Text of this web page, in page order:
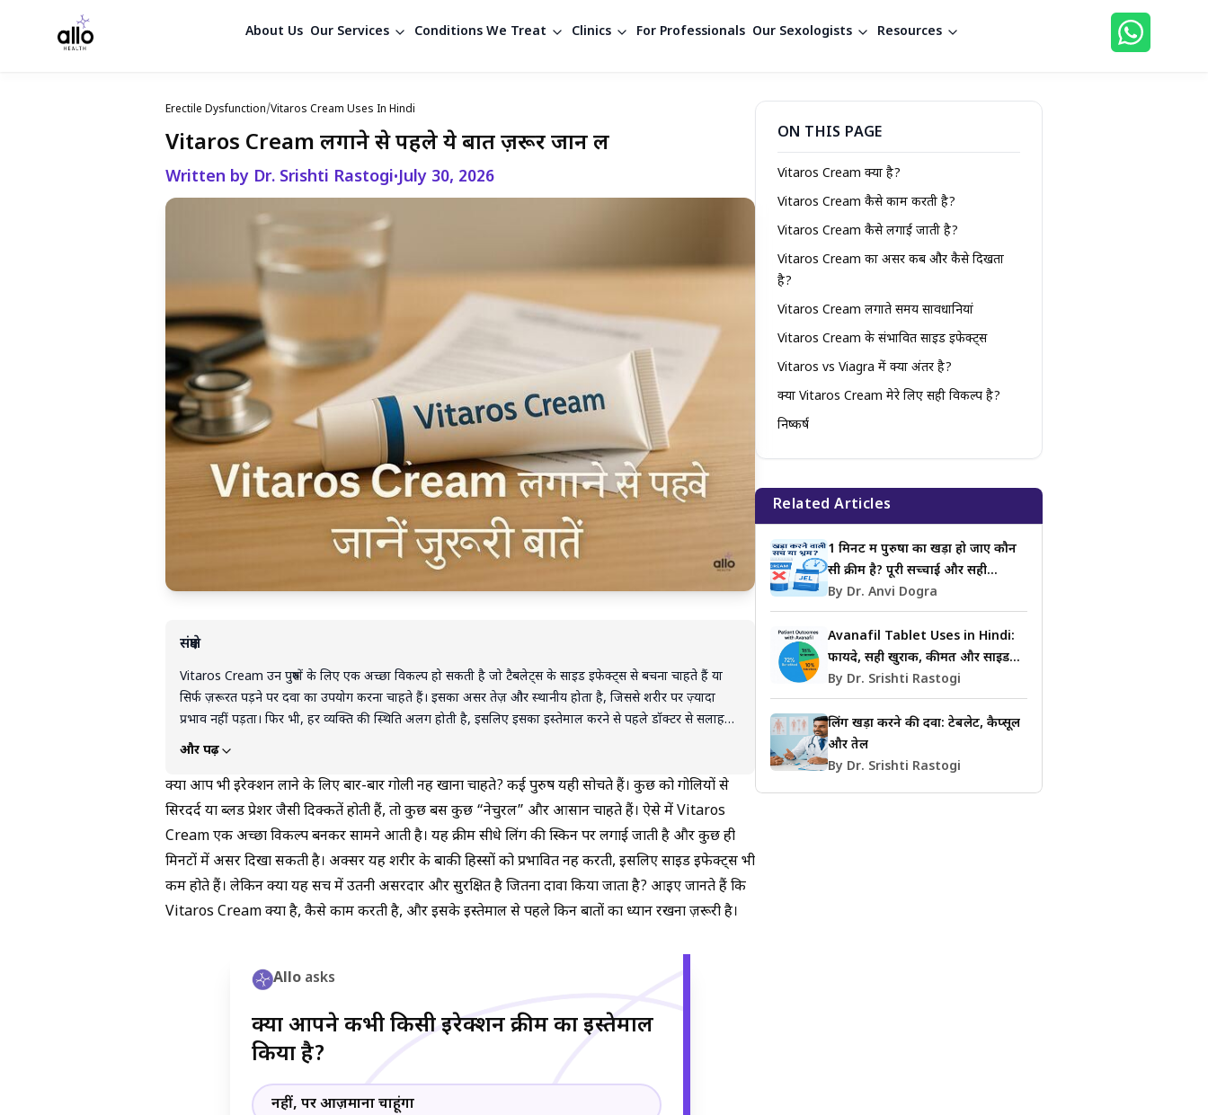
About Us Our Services Conditions We Treat Clinics For Professionals Our Sexologists Resources
Erectile Dysfunction/Vitaros Cream Uses In Hindi
Vitaros Cream लगाने से पहले ये बातें ज़रूर जान लें
Written by Dr. Srishti Rastogi•July 30, 2026
संक्षेप
Vitaros Cream उन पुरुषों के लिए एक अच्छा विकल्प हो सकती है जो टैबलेट्स के साइड इफेक्ट्स से बचना चाहते हैं या
सिर्फ ज़रूरत पड़ने पर दवा का उपयोग करना चाहते हैं। इसका असर तेज़ और स्थानीय होता है, जिससे शरीर पर ज़्यादा
प्रभाव नहीं पड़ता। फिर भी, हर व्यक्ति की स्थिति अलग होती है, इसलिए इसका इस्तेमाल करने से पहले डॉक्टर से सलाह
लेना ज़रूरी है। सही मार्गदर्शन के साथ यह क्रीम आपकी सेक्स लाइफ को सुरक्षित और आत्मविश्वास से भर सकती है।
और पढ़ें
क्या आप भी इरेक्शन लाने के लिए बार-बार गोली नहीं खाना चाहते? कई पुरुष यही सोचते हैं। कुछ को गोलियों से
सिरदर्द या ब्लड प्रेशर जैसी दिक्कतें होती हैं, तो कुछ बस कुछ “नेचुरल” और आसान चाहते हैं। ऐसे में Vitaros
Cream एक अच्छा विकल्प बनकर सामने आती है। यह क्रीम सीधे लिंग की स्किन पर लगाई जाती है और कुछ ही
मिनटों में असर दिखा सकती है। अक्सर यह शरीर के बाकी हिस्सों को प्रभावित नहीं करती, इसलिए साइड इफेक्ट्स भी
कम होते हैं। लेकिन क्या यह सच में उतनी असरदार और सुरक्षित है जितना दावा किया जाता है? आइए जानते हैं कि
Vitaros Cream क्या है, कैसे काम करती है, और इसके इस्तेमाल से पहले किन बातों का ध्यान रखना ज़रूरी है।
Allo asks
क्या आपने कभी किसी इरेक्शन क्रीम का इस्तेमाल
किया है?
नहीं, पर आज़माना चाहूंगा
ON THIS PAGE
Vitaros Cream क्या है?
Vitaros Cream कैसे काम करती है?
Vitaros Cream कैसे लगाई जाती है?
Vitaros Cream का असर कब और कैसे दिखता
है?
Vitaros Cream लगाते समय सावधानियां
Vitaros Cream के संभावित साइड इफेक्ट्स
Vitaros vs Viagra में क्या अंतर है?
क्या Vitaros Cream मेरे लिए सही विकल्प है?
निष्कर्ष
Related Articles
1 मिनट में पुरुषों का खड़ा हो जाए कौन
सी क्रीम है? पूरी सच्चाई और सही
जानकारी
By Dr. Anvi Dogra
Avanafil Tablet Uses in Hindi:
फायदे, सही खुराक, कीमत और साइड
इफेक्ट्स की जानकारी
By Dr. Srishti Rastogi
लिंग खड़ा करने की दवा: टेबलेट, कैप्सूल
और तेल
By Dr. Srishti Rastogi